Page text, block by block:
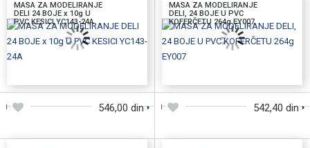
MASA ZA MODELIRANJE
DELI 24 BOJE x 10g U
PVC KESICI YC143-24A
546,00 din
MASA ZA MODELIRANJE
DELI, 24 BOJE U PVC
KOFERČETU 264g EY007
542,40 din